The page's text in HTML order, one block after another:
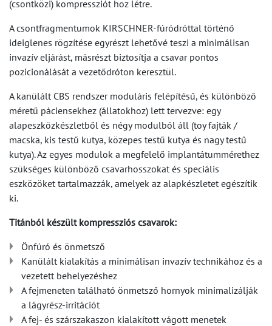
(csontközi) kompressziót hoz létre.
A csontfragmentumok KIRSCHNER-fúródróttal történő
ideiglenes rögzítése egyrészt lehetővé teszi a minimálisan
invazív eljárást, másrészt biztosítja a csavar pontos
pozicionálását a vezetődróton keresztül.
A kanülált CBS rendszer moduláris felépítésű, és különböző
méretű páciensekhez (állatokhoz) lett tervezve: egy
alapeszközkészletből és négy modulból áll (toy fajták /
macska, kis testű kutya, közepes testű kutya és nagy testű
kutya). Az egyes modulok a megfelelő implantátummérethez
szükséges különböző csavarhosszokat és speciális
eszközöket tartalmazzák, amelyek az alapkészletet egészítik
ki.
Titánból készült kompressziós csavarok:
Önfúró és önmetsző
Kanülált kialakítás a minimálisan invazív technikához és a
vezetett behelyezéshez
A fejmeneten található önmetsző hornyok minimalizálják
a lágyrész-irritációt
A fej- és szárszakaszon kialakított vágott menetek